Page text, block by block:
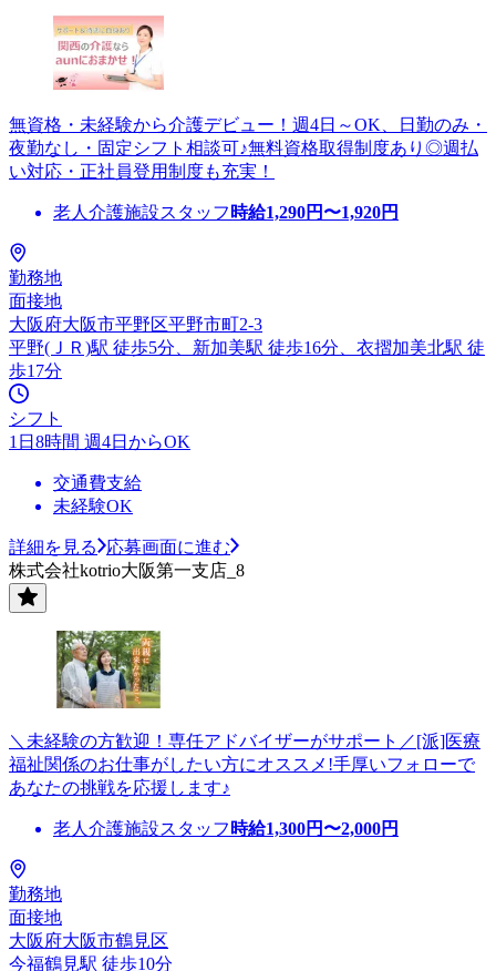
無資格・未経験から介護デビュー！週4日～OK、日勤のみ・
夜勤なし・固定シフト相談可♪無料資格取得制度あり◎週払
い対応・正社員登用制度も充実！
老人介護施設スタッフ 時給1,290円〜1,920円
勤務地
面接地
大阪府大阪市平野区平野市町2-3
平野(ＪＲ)駅 徒歩5分、新加美駅 徒歩16分、衣摺加美北駅 徒
歩17分
シフト
1日8時間 週4日からOK
交通費支給
未経験OK
詳細を見る
応募画面に進む
株式会社kotrio大阪第一支店_8
＼未経験の方歓迎！専任アドバイザーがサポート／[派]医療
福祉関係のお仕事がしたい方にオススメ!手厚いフォローで
あなたの挑戦を応援します♪
老人介護施設スタッフ 時給1,300円〜2,000円
勤務地
面接地
大阪府大阪市鶴見区
今福鶴見駅 徒歩10分